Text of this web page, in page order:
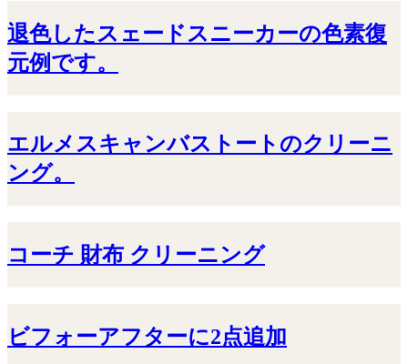
退色したスェードスニーカーの色素復
元例です。
エルメスキャンバストートのクリーニ
ング。
コーチ 財布 クリーニング
ビフォーアフターに2点追加